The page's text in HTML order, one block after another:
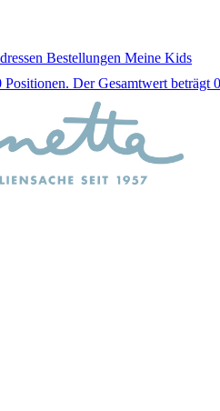
Bestellungen Meine Kids
Der Gesamtwert beträgt